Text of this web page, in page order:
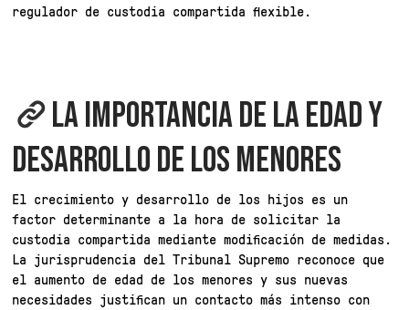
regulador de custodia compartida flexible.
LA IMPORTANCIA DE LA EDAD Y
DESARROLLO DE LOS MENORES
El crecimiento y desarrollo de los hijos es un
factor determinante a la hora de solicitar la
custodia compartida mediante modificación de medidas.
La jurisprudencia del Tribunal Supremo reconoce que
el aumento de edad de los menores y sus nuevas
necesidades justifican un contacto más intenso con